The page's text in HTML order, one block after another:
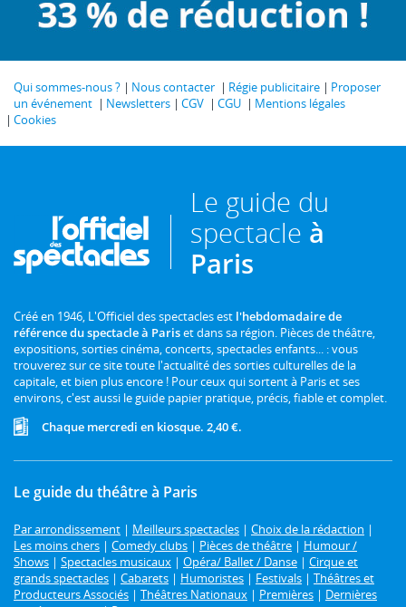
Qui sommes-nous ? Nous contacter Régie publicitaire
Proposer
un événement
Newsletters CGV CGU
Mentions légales
Cookies
Le guide du
spectacle à
Paris
Créé en 1946, L'Officiel des spectacles est l'hebdomadaire de
référence du spectacle à Pariset dans sa région. Pièces de théâtre,
expositions, sorties cinéma, concerts, spectacles enfants... : vous
trouverez sur ce site toute l'actualité des sorties culturelles de la
capitale, et bien plus encore ! Pour ceux qui sortent à Paris et ses
environs, c'est aussi le guide papier pratique, précis, fiable et complet.
Chaque mercredi en kiosque. 2,40 €.
Le guide du théâtre à Paris
Par arrondissement | Meilleurs spectacles | Choix de la rédaction |
Les moins chers | Comedy clubs | Pièces de théâtre | Humour /
Shows | Spectacles musicaux | Opéra/ Ballet / Danse | Cirque et
grands spectacles | Cabarets | Humoristes | Festivals | Théâtres et
Producteurs Associés | Théâtres Nationaux | Premières | Dernières